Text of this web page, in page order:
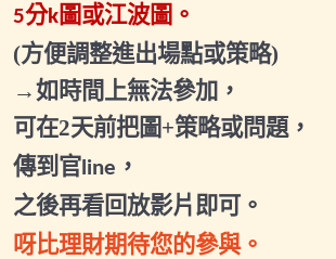
2026.08.14(五)小班輔導會議2
直播與福利課
財富自由養成班-主課程
當沖速成班
每月小班輔導
5分k圖或江波圖。
(方便調整進出場點或策略)
→如時間上無法參加，
可在2天前把圖+策略或問題，
傳到官 line ，
之後再看回放影片即可。
呀比理財期待您的參與。